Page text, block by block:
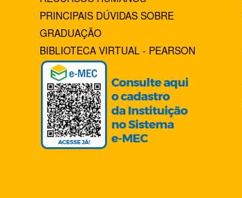
PRINCIPAIS DÚVIDAS SOBRE
GRADUAÇÃO
BIBLIOTECA VIRTUAL - PEARSON